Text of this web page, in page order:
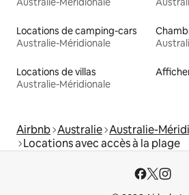
Locations de camping-cars
Australie-Méridionale
Locations de villas
Australie-Méridionale
Airbnb Australie Australie-
Locations avec accès à la plage